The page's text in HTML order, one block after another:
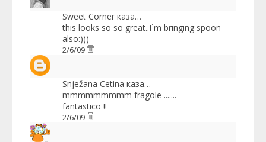
Sweet Corner каза…
this looks so so great..I`m bringing spoon
also:)))
2/6/09
Snježana Cetina каза…
mmmmmmmmm fragole .......
fantastico !!
2/6/09